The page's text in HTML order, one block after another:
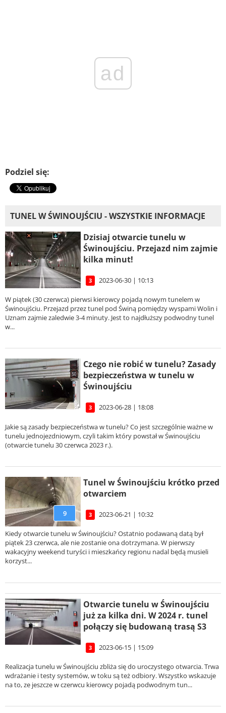
ad
Podziel się:
TUNEL W ŚWINOUJŚCIU - WSZYSTKIE INFORMACJE
Dzisiaj otwarcie tunelu w
Świnoujściu. Przejazd nim zajmie
kilka minut!
3 2023-06-30 | 10:13
W piątek (30 czerwca) pierwsi kierowcy pojadą nowym tunelem w
Świnoujściu. Przejazd przez tunel pod Świną pomiędzy wyspami Wolin i
Uznam zajmie zaledwie 3-4 minuty. Jest to najdłuższy podwodny tunel
w...
Czego nie robić w tunelu? Zasady
bezpieczeństwa w tunelu w
Świnoujściu
3 2023-06-28 | 18:08
Jakie są zasady bezpieczeństwa w tunelu? Co jest szczególnie ważne w
tunelu jednojezdniowym, czyli takim który powstał w Świnoujściu
(otwarcie tunelu 30 czerwca 2023 r.).
9
Tunel w Świnoujściu krótko przed
otwarciem
3 2023-06-21 | 10:32
Kiedy otwarcie tunelu w Świnoujściu? Ostatnio podawaną datą był
piątek 23 czerwca, ale nie zostanie ona dotrzymana. W pierwszy
wakacyjny weekend turyści i mieszkańcy regionu nadal będą musieli
korzyst...
Otwarcie tunelu w Świnoujściu
już za kilka dni. W 2024 r. tunel
połączy się budowaną trasą S3
3 2023-06-15 | 15:09
Realizacja tunelu w Świnoujściu zbliża się do uroczystego otwarcia. Trwa
wdrażanie i testy systemów, w toku są też odbiory. Wszystko wskazuje
na to, ze jeszcze w czerwcu kierowcy pojadą podwodnym tun...